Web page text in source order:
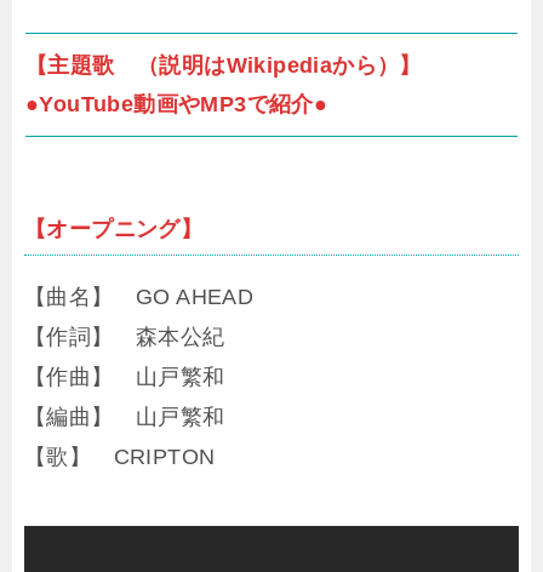
【主題歌 （説明はWikipediaから）】
●YouTube動画やMP3で紹介●
【オープニング】
【曲名】 GO AHEAD
【作詞】 森本公紀
【作曲】 山戸繁和
【編曲】 山戸繁和
【歌】 CRIPTON